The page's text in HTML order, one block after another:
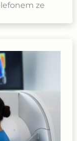
ze